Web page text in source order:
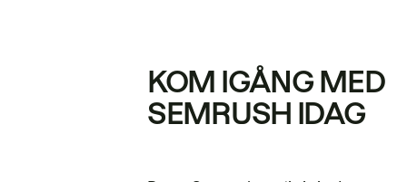
KOM IGÅNG MED
SEMRUSH IDAG